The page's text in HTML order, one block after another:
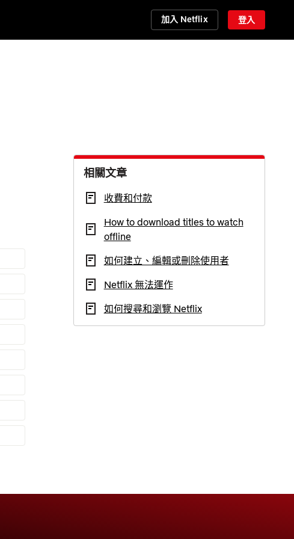
加入 Netflix 登入
相關文章
收費和付款
How to download titles to watch
offline
如何建立、編輯或刪除使用者
Netflix 無法運作
如何搜尋和瀏覽 Netflix